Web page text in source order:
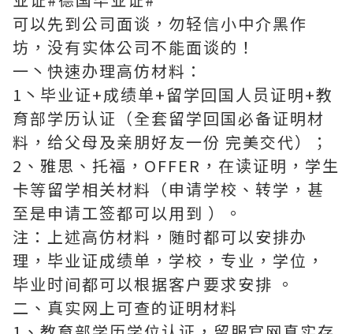
可以先到公司面谈，勿轻信小中介黑作
坊，没有实体公司不能面谈的！
一丶快速办理高仿材料：
1丶毕业证+成绩单+留学回国人员证明+教
育部学历认证（全套留学回国必备证明材
料，给父母及亲朋好友一份 完美交代）；
2、雅思、托福，OFFER，在读证明，学生
卡等留学相关材料（申请学校、转学，甚
至是申请工签都可以用到 ）。
注：上述高仿材料，随时都可以安排办
理，毕业证成绩单，学校，专业，学位，
毕业时间都可以根据客户要求安排 。
二、真实网上可查的证明材料